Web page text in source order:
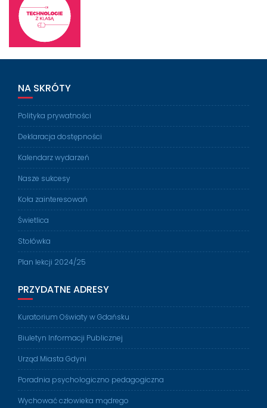
NA SKRÓTY
Polityka prywatności
Deklaracja dostępności
Kalendarz wydarzeń
Nasze sukcesy
Koła zainteresowań
Świetlica
Stołówka
Plan lekcji 2024/25
PRZYDATNE ADRESY
Kuratorium Oświaty w Gdańsku
Biuletyn Informacji Publicznej
Urząd Miasta Gdyni
Poradnia psychologiczno pedagogiczna
Wychować człowieka mądrego